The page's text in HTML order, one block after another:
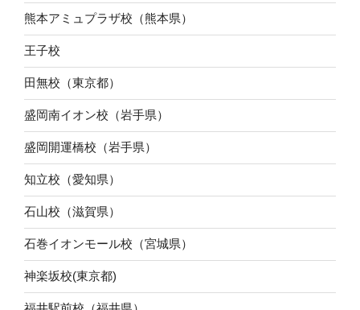
熊本アミュプラザ校（熊本県）
王子校
田無校（東京都）
盛岡南イオン校（岩手県）
盛岡開運橋校（岩手県）
知立校（愛知県）
石山校（滋賀県）
石巻イオンモール校（宮城県）
神楽坂校(東京都)